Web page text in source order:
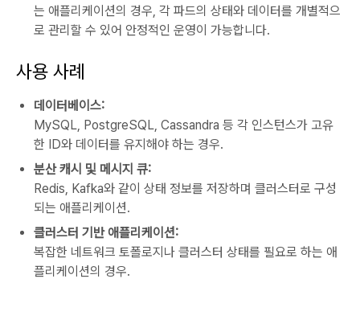
는 애플리케이션의 경우, 각 파드의 상태와 데이터를 개별적으
로 관리할 수 있어 안정적인 운영이 가능합니다.
사용 사례
데이터베이스:
MySQL, PostgreSQL, Cassandra 등 각 인스턴스가 고유
한 ID와 데이터를 유지해야 하는 경우.
분산 캐시 및 메시지 큐:
Redis, Kafka와 같이 상태 정보를 저장하며 클러스터로 구성
되는 애플리케이션.
클러스터 기반 애플리케이션:
복잡한 네트워크 토폴로지나 클러스터 상태를 필요로 하는 애
플리케이션의 경우.